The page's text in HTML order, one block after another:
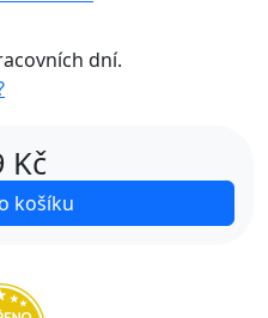
dní.
Kč
košíku